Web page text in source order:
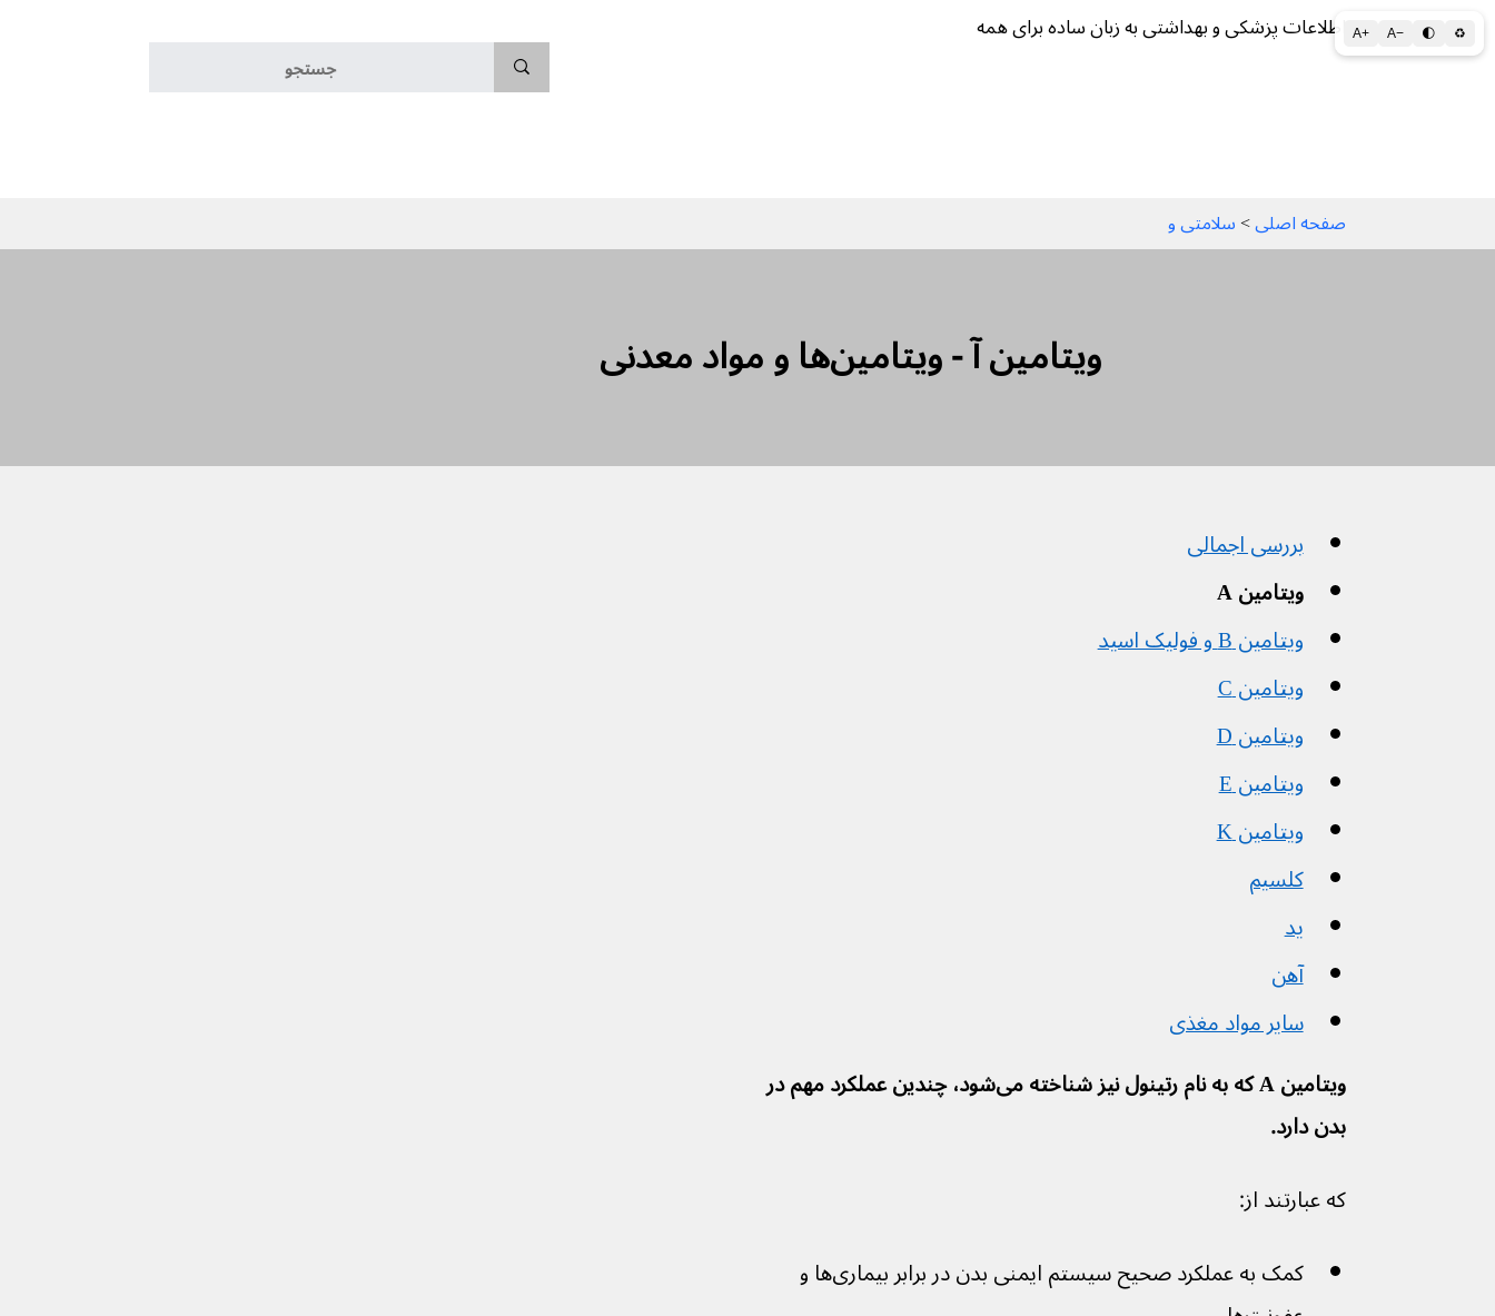
A+ A− 🌓 ♻ اطلاعات پزشکی و بهداشتی به زبان ساده برای همه
صفحه اصلی > سلامتی و
ویتامین آ - ویتامین‌ها و مواد معدنی
بررسی اجمالی
ویتامین A
ویتامین B و فولیک اسید
ویتامین C
ویتامین D
ویتامین E
ویتامین K
کلسیم
ید
آهن
سایر مواد مغذی
ویتامین A که به نام رتینول نیز شناخته می‌شود، چندین عملکرد مهم در
بدن دارد.
که عبارتند از:
کمک به عملکرد صحیح سیستم ایمنی بدن در برابر بیماری‌ها و